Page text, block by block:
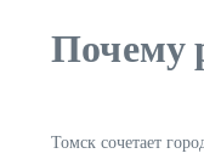
Почему
Томск сочетает